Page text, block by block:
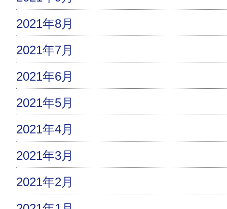
2021年8月
2021年7月
2021年6月
2021年5月
2021年4月
2021年3月
2021年2月